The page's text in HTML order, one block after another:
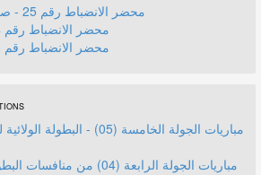
محضر الانضباط رقم 25 - صنف الأكابر
محضر الانضباط رقم 24 - شبان
محضر الانضباط رقم 23 - شبان
مباريات الجولة الخامسة (05) -
مباريات الجولة الرابعة (04) من